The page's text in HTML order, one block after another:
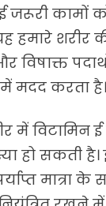
कामों
हमारे शरीर
विषाक्त
मदद करता है।
में विटामिन ई
हो सकती है।
मात्रा